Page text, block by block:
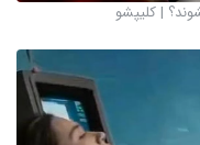
| کلیپشو